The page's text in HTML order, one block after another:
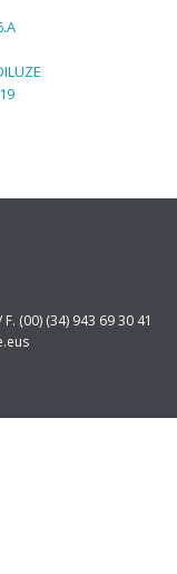
(00) (34) 943 69 30 41